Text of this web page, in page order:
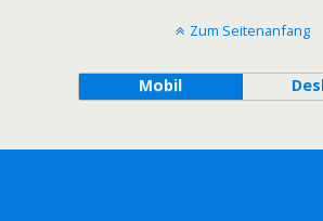
Zum Seitenanfang
Mobil